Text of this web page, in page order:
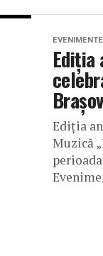
EVENIMENTE
Ediția
Ediția
Muzică